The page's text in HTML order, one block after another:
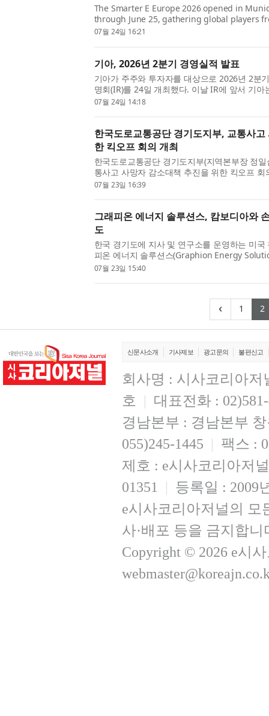
The Smarter E Europe 2026 opened in
through June 25, gathering global players
one of Europe’s most influential trade
07월 24일 16:21
기아, 2026년 2분기 경영실적 발표
기아가 주주와 투자자를 대상으로 2026년 2분
명회(IR)를 24일 개최했다. 이날 IR에 앞서 기
1639대 △매출 33조370억원 △영업이익 2조
07월 24일 14:18
한국도로교통공단 경기도지부, 교통사
한 킥오프 회의 개최
한국도로교통공단 경기도지부(지역본부장 정
통사고 사망자 감소대책 추진을 위한 킥오프 회
된 이날 회의는 경기도청, 경기도남·북부경찰
07월 23일 16:39
그래피온 에너지 솔루션스, 캄보디아와
도
한국 경기도에 지사 및 연구소를 운영하는 미
피온 에너지 솔루션스(Graphion Energy
태계 조성과 지속 가능한 교통수단 개발을 위
07월 23일 15:40
‹ 1 2